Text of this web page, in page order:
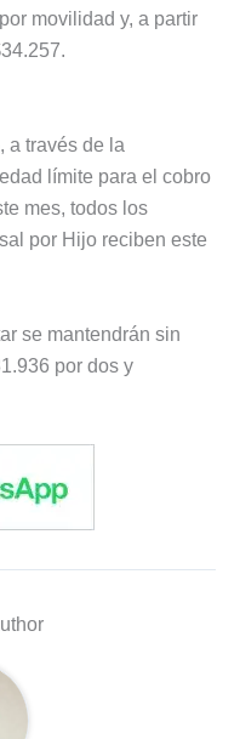
movilidad y, a partir
a través de la
límite para el cobro
mes, todos los
por Hijo reciben este
se mantendrán sin
por dos y